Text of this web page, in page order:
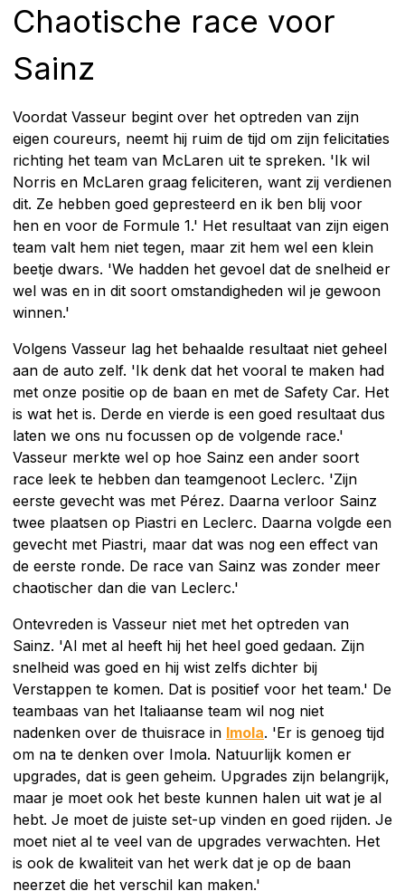
Chaotische race voor
Sainz
Voordat Vasseur begint over het optreden van zijn
eigen coureurs, neemt hij ruim de tijd om zijn felicitaties
richting het team van McLaren uit te spreken. 'Ik wil
Norris en McLaren graag feliciteren, want zij verdienen
dit. Ze hebben goed gepresteerd en ik ben blij voor
hen en voor de Formule 1.' Het resultaat van zijn eigen
team valt hem niet tegen, maar zit hem wel een klein
beetje dwars. 'We hadden het gevoel dat de snelheid er
wel was en in dit soort omstandigheden wil je gewoon
winnen.'
Volgens Vasseur lag het behaalde resultaat niet geheel
aan de auto zelf. 'Ik denk dat het vooral te maken had
met onze positie op de baan en met de Safety Car. Het
is wat het is. Derde en vierde is een goed resultaat dus
laten we ons nu focussen op de volgende race.'
Vasseur merkte wel op hoe Sainz een ander soort
race leek te hebben dan teamgenoot Leclerc. 'Zijn
eerste gevecht was met Pérez. Daarna verloor Sainz
twee plaatsen op Piastri en Leclerc. Daarna volgde een
gevecht met Piastri, maar dat was nog een effect van
de eerste ronde. De race van Sainz was zonder meer
chaotischer dan die van Leclerc.'
Ontevreden is Vasseur niet met het optreden van
Sainz. 'Al met al heeft hij het heel goed gedaan. Zijn
snelheid was goed en hij wist zelfs dichter bij
Verstappen te komen. Dat is positief voor het team.' De
teambaas van het Italiaanse team wil nog niet
nadenken over de thuisrace in Imola. 'Er is genoeg tijd
om na te denken over Imola. Natuurlijk komen er
upgrades, dat is geen geheim. Upgrades zijn belangrijk,
maar je moet ook het beste kunnen halen uit wat je al
hebt. Je moet de juiste set-up vinden en goed rijden. Je
moet niet al te veel van de upgrades verwachten. Het
is ook de kwaliteit van het werk dat je op de baan
neerzet die het verschil kan maken.'